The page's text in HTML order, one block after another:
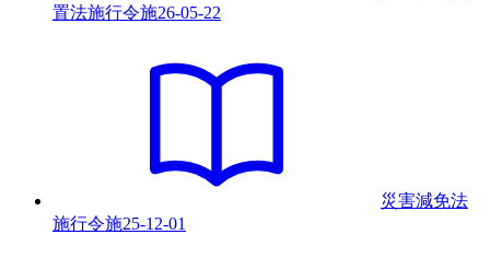
置法施行令施26-05-22
災害減免法
施行令施25-12-01